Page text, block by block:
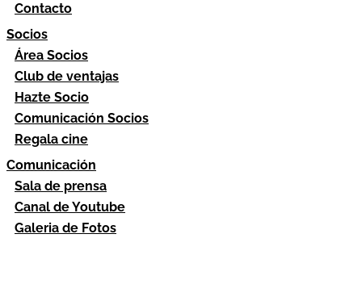
Contacto
Socios
Área Socios
Club de ventajas
Hazte Socio
Comunicación Socios
Regala cine
Comunicación
Sala de prensa
Canal de Youtube
Galeria de Fotos